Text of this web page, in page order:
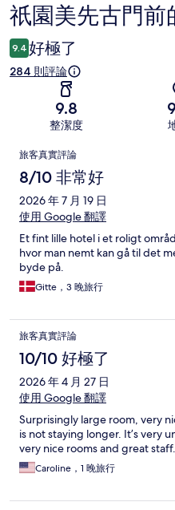
評
論
祇園美先古門前
9.4 好極了
284 則評論
9.8
整潔度
評
論
旅客真實評論
8/10 非常好
2026 年 7 月 19 日
使用 Google 翻譯
Et fint lille hotel i et roligt
hvor man nemt kan gå til det
byde på.
Gitte，3 晚旅行
旅客真實評論
10/10 好極了
2026 年 4 月 27 日
使用 Google 翻譯
Surprisingly large room, very
is not staying longer. It’s very
very nice rooms and great staff.
Caroline，1 晚旅行